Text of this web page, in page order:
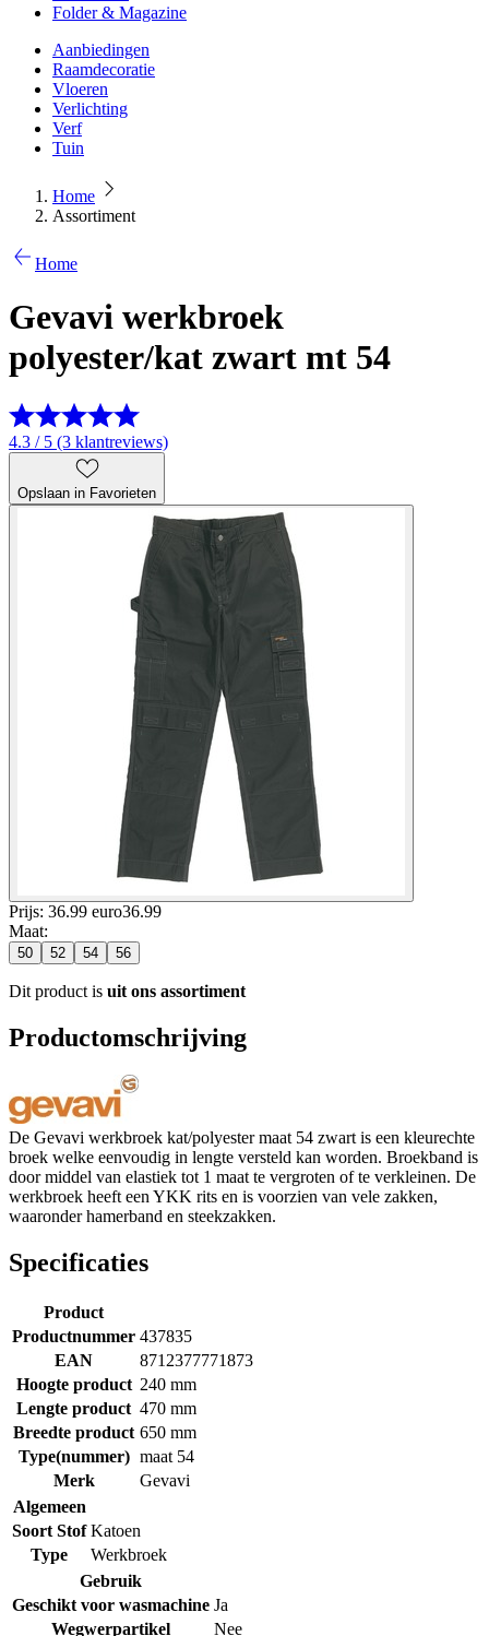
Folder & Magazine
Aanbiedingen
Raamdecoratie
Vloeren
Verlichting
Verf
Tuin
Home
Assortiment
Home
Gevavi werkbroek
polyester/kat zwart mt 54
4.3 / 5 (3 klantreviews)
Opslaan in Favorieten
Prijs: 36.99 euro36.99
Maat:
50 52 54 56
Dit product is uit ons assortiment
Productomschrijving
De Gevavi werkbroek kat/polyester maat 54 zwart is een kleurechte
broek welke eenvoudig in lengte versteld kan worden. Broekband is
door middel van elastiek tot 1 maat te vergroten of te verkleinen. De
werkbroek heeft een YKK rits en is voorzien van vele zakken,
waaronder hamerband en steekzakken.
Specificaties
Product
Productnummer 437835
EAN
8712377771873
Hoogte product 240 mm
Lengte product 470 mm
Breedte product 650 mm
Type(nummer) maat 54
Merk
Gevavi
Algemeen
Soort Stof Katoen
Type
Werkbroek
Gebruik
Geschikt voor wasmachine Ja
Wegwerpartikel
Nee